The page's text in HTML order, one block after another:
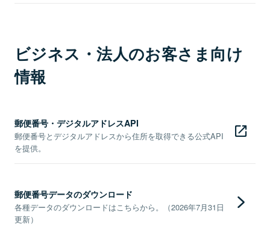
ビジネス・法人のお客さま向け
情報
郵便番号・デジタルアドレスAPI
郵便番号とデジタルアドレスから住所を取得できる公式API
を提供。
郵便番号データのダウンロード
各種データのダウンロードはこちらから。（2026年7月31日
更新）